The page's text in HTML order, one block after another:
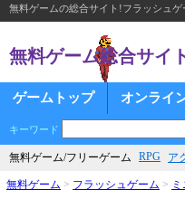
無料ゲームの総合サイト!フラッシュ
無料ゲーム総合サイ
ゲームトップ オンライ
キーワード
無料ゲーム/フリーゲーム RPG ア
無料ゲーム > フラッシュゲーム >